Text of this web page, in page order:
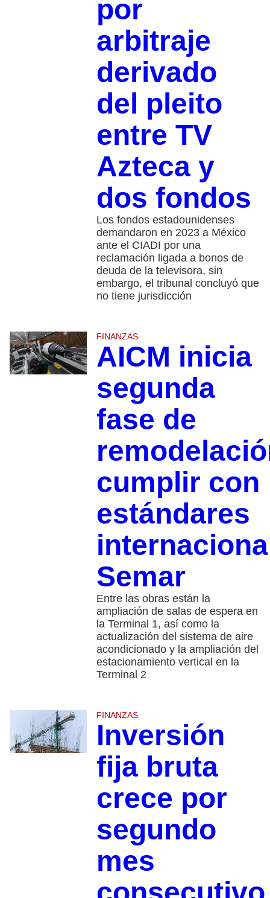
por
arbitraje
derivado
del pleito
entre TV
Azteca y
dos fondos
Los fondos estadounidenses
demandaron en 2023 a México
ante el CIADI por una
reclamación ligada a bonos de
deuda de la televisora, sin
embargo, el tribunal concluyó que
no tiene jurisdicción
FINANZAS
AICM inicia
segunda
fase de
cumplir con
estándares
Semar
Entre las obras están la
ampliación de salas de espera en
la Terminal 1, así como la
actualización del sistema de aire
acondicionado y la ampliación del
estacionamiento vertical en la
Terminal 2
FINANZAS
Inversión
fija bruta
crece por
segundo
mes